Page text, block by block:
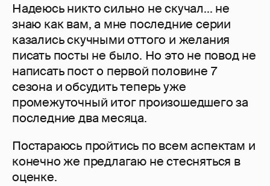
Надеюсь никто сильно не скучал... не
знаю как вам, а мне последние серии
казались скучными оттого и желания
писать посты не было. Но это не повод не
написать пост о первой половине 7
сезона и обсудить теперь уже
промежуточный итог произошедшего за
последние два месяца.
Постараюсь пройтись по всем аспектам и
конечно же предлагаю не стесняться в
оценке.